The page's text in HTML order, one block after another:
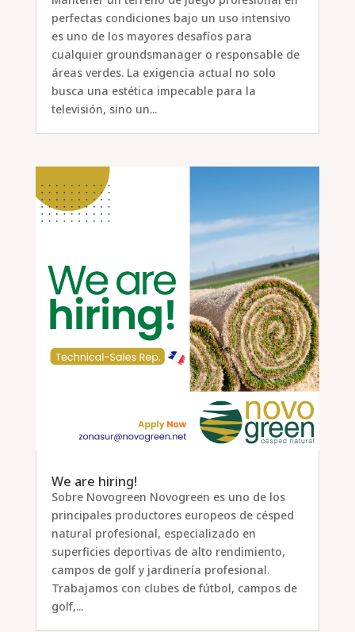
perfectas condiciones bajo un uso intensivo
es uno de los mayores desafíos para
cualquier groundsmanager o responsable de
áreas verdes. La exigencia actual no solo
busca una estética impecable para la
televisión, sino un...
We are hiring!
Sobre Novogreen Novogreen es uno de los
principales productores europeos de césped
natural profesional, especializado en
superficies deportivas de alto rendimiento,
campos de golf y jardinería profesional.
Trabajamos con clubes de fútbol, campos de
golf,...